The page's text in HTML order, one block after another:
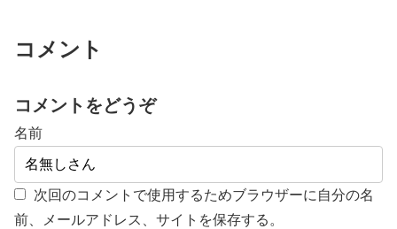
コメント
コメントをどうぞ
名前
次回のコメントで使用するためブラウザーに自分の名
前、メールアドレス、サイトを保存する。